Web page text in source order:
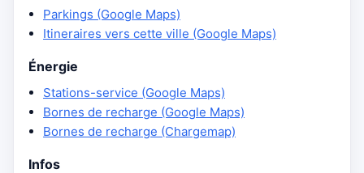
Parkings (Google Maps)
Itineraires vers cette ville (Google Maps)
Énergie
Stations-service (Google Maps)
Bornes de recharge (Google Maps)
Bornes de recharge (Chargemap)
Infos